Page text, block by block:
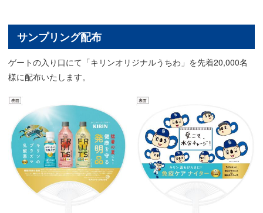
サンプリング配布
ゲートの入り口にて「キリンオリジナルうちわ」を先着20,000名
様に配布いたします。